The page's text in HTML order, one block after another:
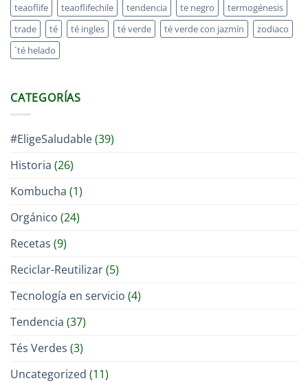
teaoflife teaoflifechile tendencia te negro
termogénesis
trade
té té ingles té verde té verde con jazmín
zodiaco
´té helado
CATEGORÍAS
#EligeSaludable(39)
Historia (26)
Kombucha (1)
Orgánico (24)
Recetas (9)
Reciclar-Reutilizar(5)
Tecnología en servicio (4)
Tendencia (37)
Tés Verdes (3)
Uncategorized (11)